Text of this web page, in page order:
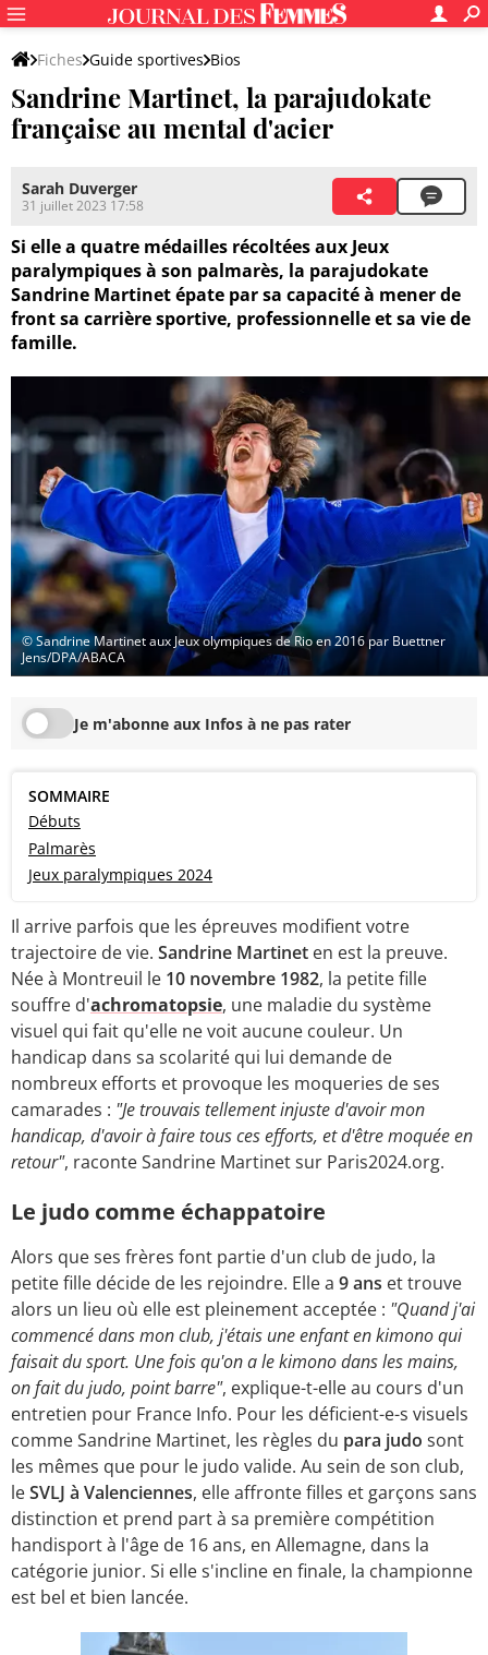
Fiches Guide sportives Bios
Sandrine Martinet, la parajudokate
française au mental d'acier
Sarah Duverger
31 juillet 2023 17:58
Si elle a quatre médailles récoltées aux Jeux
paralympiques à son palmarès, la parajudokate
Sandrine Martinet épate par sa capacité à mener de
front sa carrière sportive, professionnelle et sa vie de
famille.
© Sandrine Martinet aux Jeux olympiques de Rio en 2016 par Buettner
Jens/DPA/ABACA
Je m'abonne aux Infos à ne pas rater
SOMMAIRE
Débuts
Palmarès
Jeux paralympiques 2024
Il arrive parfois que les épreuves modifient votre
trajectoire de vie. Sandrine Martinet en est la preuve.
Née à Montreuil le 10 novembre 1982, la petite fille
souffre d'achromatopsie, une maladie du système
visuel qui fait qu'elle ne voit aucune couleur. Un
handicap dans sa scolarité qui lui demande de
nombreux efforts et provoque les moqueries de ses
camarades : "Je trouvais tellement injuste d'avoir mon
handicap, d'avoir à faire tous ces efforts, et d'être moquée en
retour", raconte Sandrine Martinet sur Paris2024.org.
Le judo comme échappatoire
Alors que ses frères font partie d'un club de judo, la
petite fille décide de les rejoindre. Elle a 9 ans et trouve
alors un lieu où elle est pleinement acceptée : "Quand j'ai
commencé dans mon club, j'étais une enfant en kimono qui
faisait du sport. Une fois qu'on a le kimono dans les mains,
on fait du judo, point barre", explique-t-elle au cours d'un
entretien pour France Info. Pour les déficient-e-s visuels
comme Sandrine Martinet, les règles du para judo sont
les mêmes que pour le judo valide. Au sein de son club,
leSVLJ à Valenciennes, elle affronte filles et garçons sans
distinction et prend part à sa première compétition
handisport à l'âge de 16 ans, en Allemagne, dans la
catégorie junior. Si elle s'incline en finale, la championne
est bel et bien lancée.